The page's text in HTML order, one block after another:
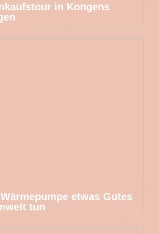
in Kongens
etwas Gutes
tun